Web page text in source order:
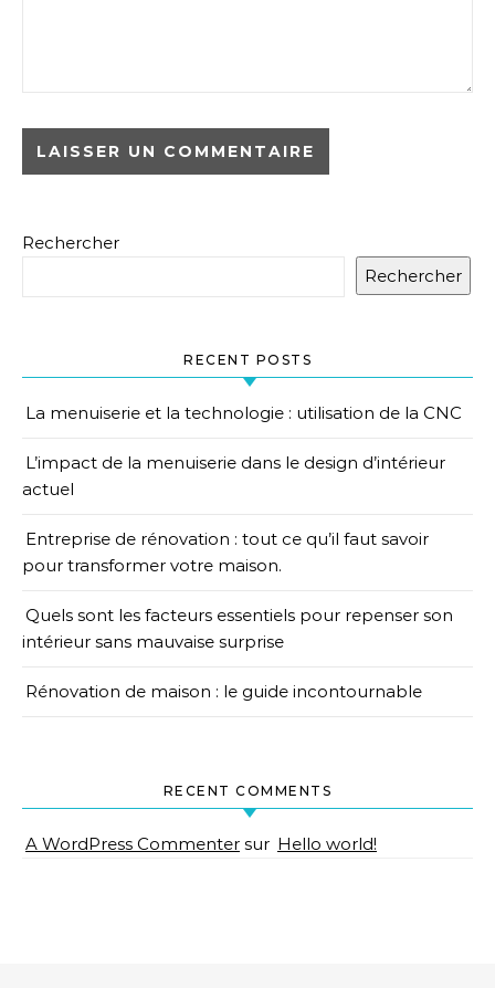
Rechercher
Rechercher
RECENT POSTS
La menuiserie et la technologie : utilisation de la CNC
L’impact de la menuiserie dans le design d’intérieur
actuel
Entreprise de rénovation : tout ce qu’il faut savoir
pour transformer votre maison.
Quels sont les facteurs essentiels pour repenser son
intérieur sans mauvaise surprise
Rénovation de maison : le guide incontournable
RECENT COMMENTS
A WordPress Commenter sur Hello world!